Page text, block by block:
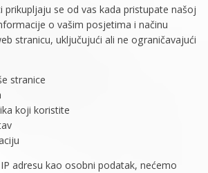
prikupljaju se od vas kada pristupate našoj
o vašim posjetima i načinu
stranicu, uključujući ali ne ograničavajući
stranice
koji koristite
adresu kao osobni podatak, nećemo